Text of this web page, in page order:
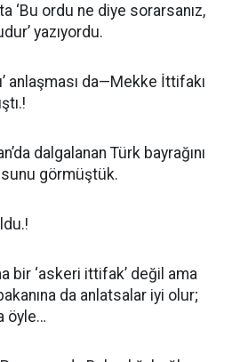
‘Bu ordu ne diye sorarsanız,
yazıyordu.
anlaşması da—Mekke İttifakı
dalgalanan Türk bayrağını
görmüştük.
bir ‘askeri ittifak’ değil ama
da anlatsalar iyi olur;
öyle…